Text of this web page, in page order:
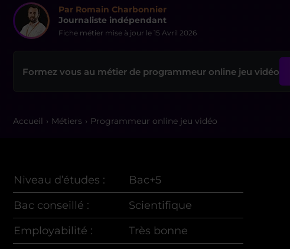
Par Romain Charbonnier
Journaliste indépendant
Fiche métier mise à jour le 15 Avril 2026
Formez vous au métier de programmeur online jeu vidéo
Accueil Métiers Programmeur online jeu vidéo
Niveau d’études :
Bac+5
Bac conseillé :
Scientifique
Employabilité :
Très bonne